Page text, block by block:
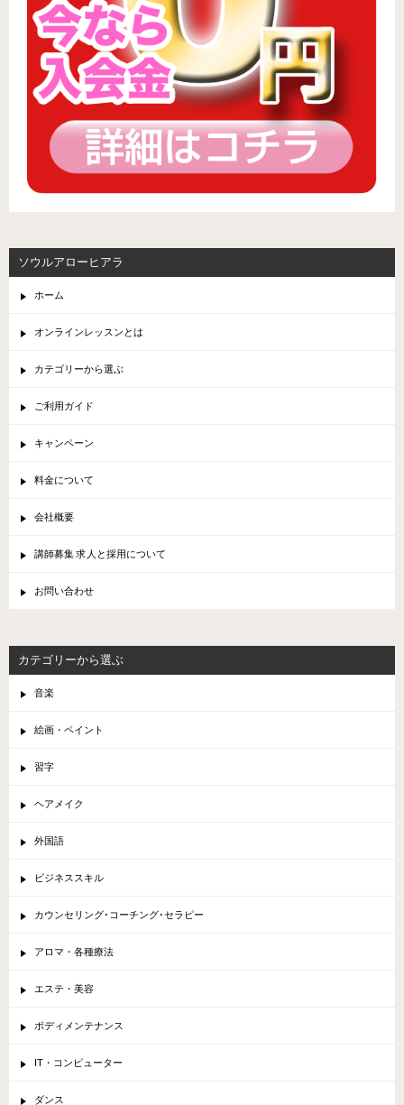
ソウルアローヒアラ
ホーム
オンラインレッスンとは
カテゴリーから選ぶ
ご利用ガイド
キャンペーン
料金について
会社概要
講師募集 求人と採用について
お問い合わせ
カテゴリーから選ぶ
音楽
絵画・ペイント
習字
ヘアメイク
外国語
ビジネススキル
カウンセリング･コーチング･セラピー
アロマ・各種療法
エステ・美容
ボディメンテナンス
IT・コンピューター
ダンス